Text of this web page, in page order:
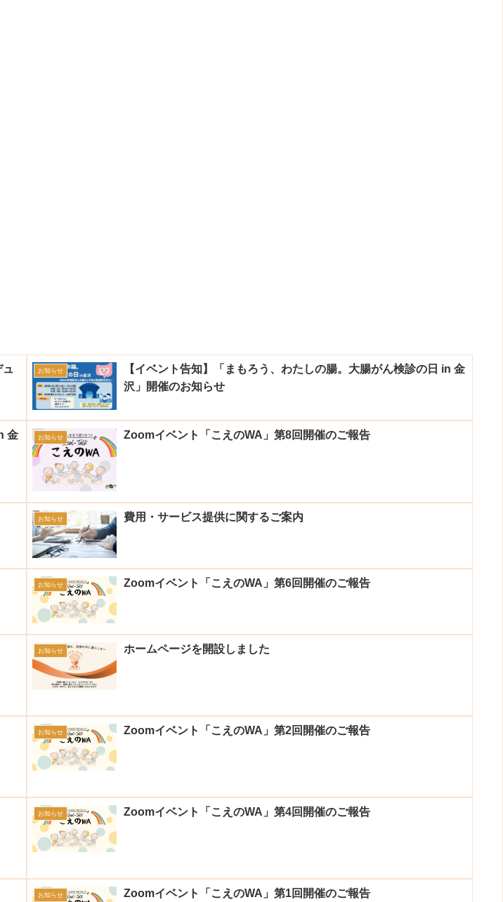
ュ
お知らせ
【イベント告知】「まもろう、わたしの腸。大腸がん検診の日 in 金
沢」開催のお知らせ
金
お知らせ Zoomイベント「こえのWA」第8回開催のご報告
お知らせ 費用・サービス提供に関するご案内
お知らせ Zoomイベント「こえのWA」第6回開催のご報告
お知らせ ホームページを開設しました
お知らせ Zoomイベント「こえのWA」第2回開催のご報告
お知らせ Zoomイベント「こえのWA」第4回開催のご報告
お知らせ Zoomイベント「こえのWA」第1回開催のご報告